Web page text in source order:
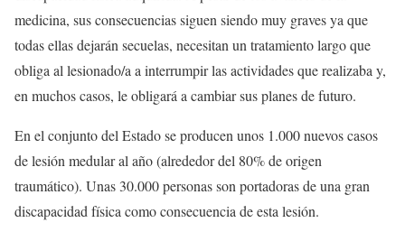
medicina, sus consecuencias siguen siendo muy graves ya que
todas ellas dejarán secuelas, necesitan un tratamiento largo que
obliga al lesionado/a a interrumpir las actividades que realizaba y,
en muchos casos, le obligará a cambiar sus planes de futuro.
En el conjunto del Estado se producen unos 1.000 nuevos casos
de lesión medular al año (alrededor del 80% de origen
traumático). Unas 30.000 personas son portadoras de una gran
discapacidad física como consecuencia de esta lesión.